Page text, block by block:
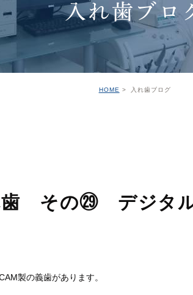
への思い
装置（イン
セラミック治療 ワ
無菌化根管治療 予
インプラント オ
ハートフル
院内設備
ハートフル
グループ院
入れ歯ブロ
HOME 入れ歯ブログ
歯 その㉙ デジタ
製の義歯があります。